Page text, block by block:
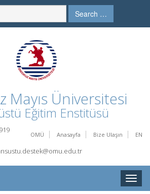
Search …
Mayıs Üniversitesi
Eğitim Enstitüsü
OMÜ Anasayfa Bize Ulaşın EN
Toggle